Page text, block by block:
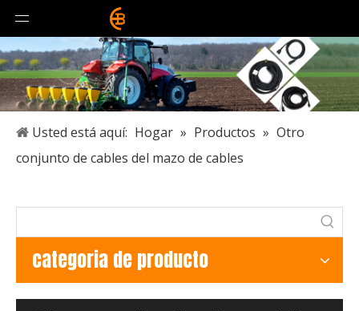
Usted está aquí: Hogar » Productos » Otro
conjunto de cables del mazo de cables
categoria de producto